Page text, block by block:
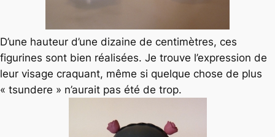
D’une hauteur d’une dizaine de centimètres, ces
figurines sont bien réalisées. Je trouve l’expression de
leur visage craquant, même si quelque chose de plus
« tsundere » n’aurait pas été de trop.